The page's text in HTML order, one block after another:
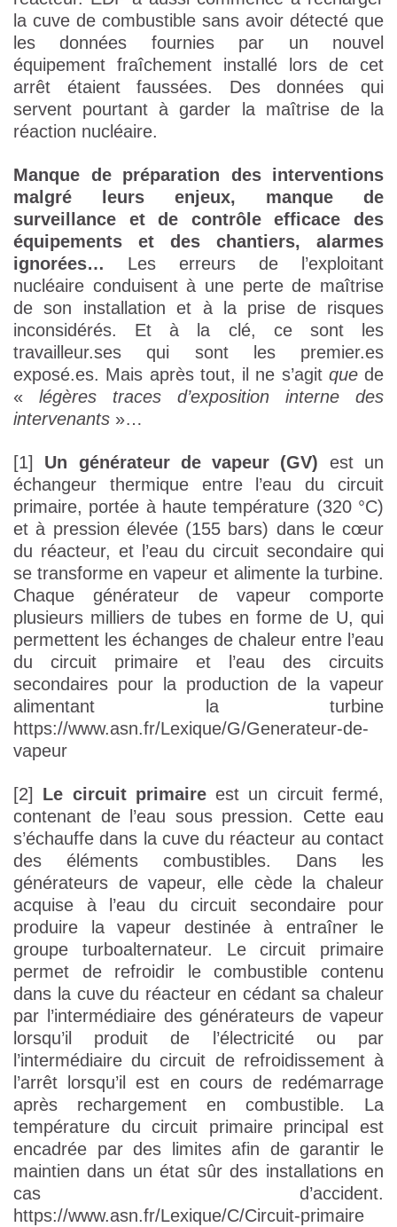
la cuve de combustible sans avoir détecté que
les données fournies par un nouvel
équipement fraîchement installé lors de cet
arrêt étaient faussées. Des données qui
servent pourtant à garder la maîtrise de la
réaction nucléaire.
Manque de préparation des interventions
malgré leurs enjeux, manque de
surveillance et de contrôle efficace des
équipements et des chantiers, alarmes
ignorées… Les erreurs de l’exploitant
nucléaire conduisent à une perte de maîtrise
de son installation et à la prise de risques
inconsidérés. Et à la clé, ce sont les
travailleur.ses qui sont les premier.es
exposé.es. Mais après tout, il ne s’agit quede
« légères traces d’exposition interne des
intervenants »…
[1] Un générateur de vapeur (GV) est un
échangeur thermique entre l’eau du circuit
primaire, portée à haute température (320 °C)
et à pression élevée (155 bars) dans le cœur
du réacteur, et l’eau du circuit secondaire qui
se transforme en vapeur et alimente la turbine.
Chaque générateur de vapeur comporte
plusieurs milliers de tubes en forme de U, qui
permettent les échanges de chaleur entre l’eau
du circuit primaire et l’eau des circuits
secondaires pour la production de la vapeur
alimentant la turbine
https://www.asn.fr/Lexique/G/Generateur-de-
vapeur
[2] Le circuit primaireest un circuit fermé,
contenant de l’eau sous pression. Cette eau
s’échauffe dans la cuve du réacteur au contact
des éléments combustibles. Dans les
générateurs de vapeur, elle cède la chaleur
acquise à l’eau du circuit secondaire pour
produire la vapeur destinée à entraîner le
groupe turboalternateur. Le circuit primaire
permet de refroidir le combustible contenu
dans la cuve du réacteur en cédant sa chaleur
par l’intermédiaire des générateurs de vapeur
lorsqu’il produit de l’électricité ou par
l’intermédiaire du circuit de refroidissement à
l’arrêt lorsqu’il est en cours de redémarrage
après rechargement en combustible. La
température du circuit primaire principal est
encadrée par des limites afin de garantir le
maintien dans un état sûr des installations en
cas d’accident.
https://www.asn.fr/Lexique/C/Circuit-primaire